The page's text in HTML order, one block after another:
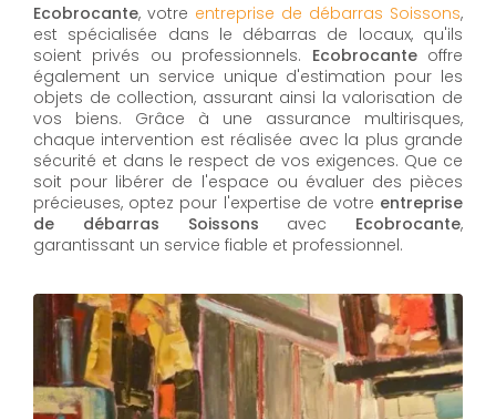
Ecobrocante, votre entreprise de débarras Soissons,
est spécialisée dans le débarras de locaux, qu'ils
soient privés ou professionnels. Ecobrocanteoffre
également un service unique d'estimation pour les
objets de collection, assurant ainsi la valorisation de
vos biens. Grâce à une assurance multirisques,
chaque intervention est réalisée avec la plus grande
sécurité et dans le respect de vos exigences. Que ce
soit pour libérer de l'espace ou évaluer des pièces
précieuses, optez pour l'expertise de votre entreprise
de débarras Soissons avec Ecobrocante,
garantissant un service fiable et professionnel.